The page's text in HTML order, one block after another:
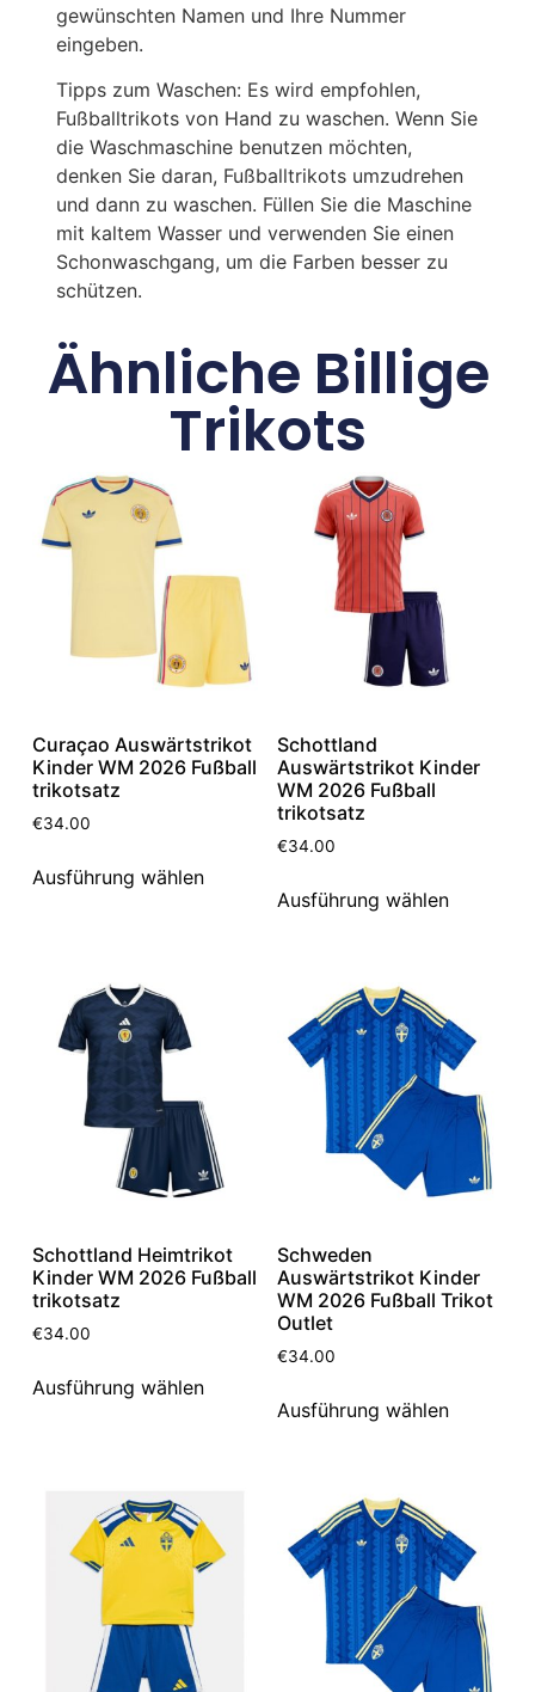
gewünschten Namen und Ihre Nummer
eingeben.
Tipps zum Waschen: Es wird empfohlen,
Fußballtrikots von Hand zu waschen. Wenn Sie
die Waschmaschine benutzen möchten,
denken Sie daran, Fußballtrikots umzudrehen
und dann zu waschen. Füllen Sie die Maschine
mit kaltem Wasser und verwenden Sie einen
Schonwaschgang, um die Farben besser zu
schützen.
Ähnliche Billige
Trikots
Curaçao Auswärtstrikot
Kinder WM 2026 Fußball
trikotsatz
€34.00
Ausführung wählen
Schottland
Auswärtstrikot Kinder
WM 2026 Fußball
trikotsatz
€34.00
Ausführung wählen
Schottland Heimtrikot
Kinder WM 2026 Fußball
trikotsatz
€34.00
Ausführung wählen
Schweden
Auswärtstrikot Kinder
WM 2026 Fußball Trikot
Outlet
€34.00
Ausführung wählen